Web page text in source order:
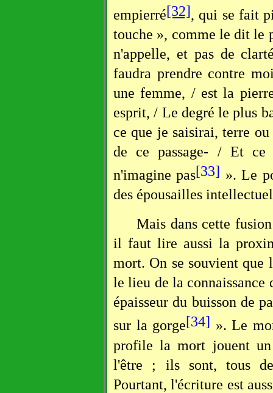
empierré[32], qui se fait
touche », comme le dit le
n'appelle, et pas de
faudra prendre contre
une femme, / est la
esprit, / Le degré le plus
ce que je saisirai, terre
de ce passage- / Et ce
n'imagine pas[33] ». Le
des épousailles
Mais dans cette
il faut lire aussi la
mort. On se souvient
le lieu de la connaissance
épaisseur du buisson de
sur la gorge[34] ». Le
profile la mort jouent
l'être ; ils sont, tous
Pourtant, l'écriture est